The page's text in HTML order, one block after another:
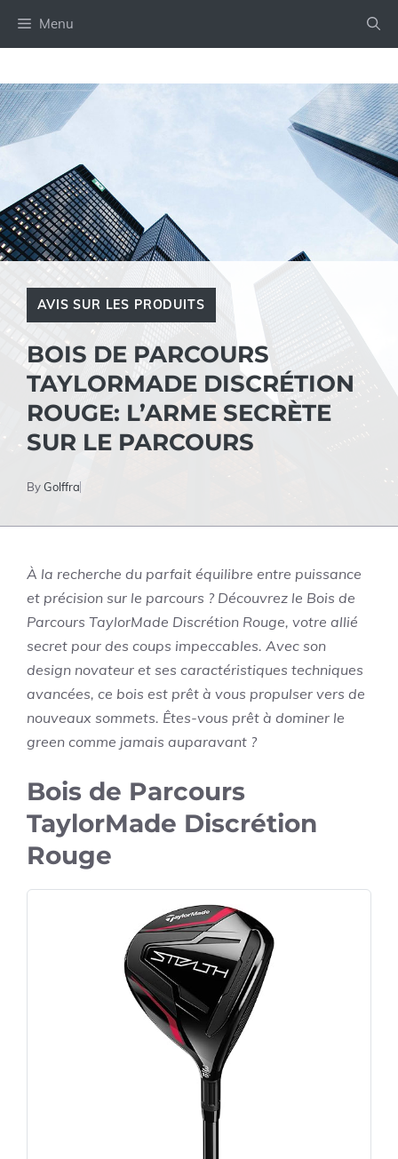
Menu
AVIS SUR LES PRODUITS
BOIS DE PARCOURS
TAYLORMADE DISCRÉTION
ROUGE: L’ARME SECRÈTE
SUR LE PARCOURS
ByGolffra
À la recherche du parfait équilibre entre puissance
et précision sur le parcours ? Découvrez le Bois de
Parcours TaylorMade Discrétion Rouge, votre allié
secret pour des coups impeccables. Avec son
design novateur et ses caractéristiques techniques
avancées, ce bois est prêt à vous propulser vers de
nouveaux sommets. Êtes-vous prêt à dominer le
green comme jamais auparavant ?
Bois de Parcours
TaylorMade Discrétion
Rouge